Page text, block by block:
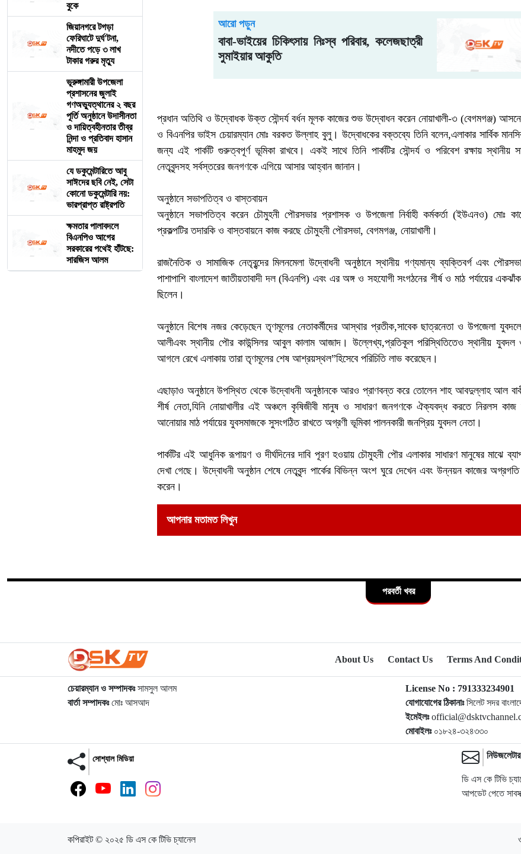
বুকে
জিয়ানগরে টগড়া
ফেরিঘাটে দুর্ঘ'টনা,
নদীতে পড়ে ৩ লাখ
টাকার গরুর মৃত্যু
ভূরুঙ্গামারী উপজেলা
প্রশাসনের জুলাই
গণঅভ্যুত্থানের ২ বছর
পূর্তি অনুষ্ঠানে উদাসীনতা
ও দায়িত্বহীনতার তীব্র
নিন্দা ও প্রতিবাদ হাসান
মাহমুদ জয়
যে ডকুমেন্টারিতে আবু
সাঈদের ছবি নেই, সেটা
কোনো ডকুমেন্টারি নয়:
ভারপ্রাপ্ত রাষ্ট্রপতি
ক্ষমতার পালাবদলে
বিএনপিও আগের
সরকারের পথেই হাঁটছে:
সারজিস আলম
আরো পড়ুন
বাবা-ভাইয়ের চিকিৎসায় নিঃস্ব পরিবার, কলেজছাত্রী
সুমাইয়ার আকুতি
‎প্রধান অতিথি ও উদ্বোধক উক্ত সৌন্দর্য বর্ধন মূলক কাজের শুভ উদ্বোধন করেন নোয়াখালী-৩ (বেগমগঞ্জ)
ও বিএনপির ভাইস চেয়ারম্যান মোঃ বরকত উল্লাহ বুলু। উদ্বোধকের বক্তব্যে তিনি বলেন,এলাকার সার্বিক
জন্য এই পার্কটি গুরুত্বপূর্ণ ভূমিকা রাখবে। একই সাথে তিনি পার্কটির সৌন্দর্য ও পরিবেশ রক্ষায় স্থানীয়
নেতৃবৃন্দসহ সর্বস্তরের জনগণকে এগিয়ে আসার আহ্বান জানান।
‎অনুষ্ঠানে সভাপতিত্ব ও বাস্তবায়ন
‎অনুষ্ঠানে সভাপতিত্ব করেন চৌমুহনী পৌরসভার প্রশাসক ও উপজেলা নির্বাহী কর্মকর্তা (ইউএনও) মোঃ
প্রকল্পটির তদারকি ও বাস্তবায়নে কাজ করছে চৌমুহনী পৌরসভা, বেগমগঞ্জ, নোয়াখালী।
‎রাজনৈতিক ও সামাজিক নেতৃবৃন্দের মিলনমেলা উদ্বোধনী অনুষ্ঠানে স্থানীয় গণ্যমান্য ব্যক্তিবর্গ এবং পৌরসভার
পাশাপাশি বাংলাদেশ জাতীয়তাবাদী দল (বিএনপি) এবং এর অঙ্গ ও সহযোগী সংগঠনের শীর্ষ ও মাঠ পর্যায়ের
ছিলেন।
‎অনুষ্ঠানে বিশেষ নজর কেড়েছেন তৃণমূলের নেতাকর্মীদের আস্থার প্রতীক,সাবেক ছাত্রনেতা ও উপজেলা
আলীএবং স্থানীয় পৌর কাউন্সিলর আবুল কালাম আজাদ। উল্লেখ্য,প্রতিকূল পরিস্থিতিতেও স্থানীয় যুবদল ও
আগলে রেখে এলাকায় তারা তৃণমূলের শেষ আশ্রয়স্থল”হিসেবে পরিচিতি লাভ করেছেন।
‎এছাড়াও অনুষ্ঠানে উপস্থিত থেকে উদ্বোধনী অনুষ্ঠানকে আরও প্রাণবন্ত করে তোলেন শাহ আবদুল্লাহ আল
শীর্ষ নেতা,যিনি নোয়াখালীর এই অঞ্চলে কৃষিজীবী মানুষ ও সাধারণ জনগণকে ঐক্যবদ্ধ করতে নিরলস
আনোয়ার মাঠ পর্যায়ের যুবসমাজকে সুসংগঠিত রাখতে অগ্রণী ভূমিকা পালনকারী জনপ্রিয় যুবদল নেতা।
‎পার্কটির এই আধুনিক রূপায়ণ ও দীর্ঘদিনের দাবি পূরণ হওয়ায় চৌমুহনী পৌর এলাকার সাধারণ মানুষের মাঝে
দেখা গেছে। উদ্বোধনী অনুষ্ঠান শেষে নেতৃবৃন্দ পার্কের বিভিন্ন অংশ ঘুরে দেখেন এবং উন্নয়ন কাজের
করেন।
আপনার মতামত লিখুন
পরবর্তী খবর
About Us Contact Us Terms And
চেয়ারম্যান ও সম্পাদকঃসামসুল আলম
বার্তা সম্পাদকঃমোঃ আসআদ
License No : 791333234901
যোগাযোগের ঠিকানাঃসিলেট সদর
ইমেইলঃ
মোবাইলঃ০১৮২৪-৩২৪৩৩০
সোশ্যাল মিডিয়া নিউজলেটার
ডি এস কে টিভি
আপডেট পেতে
কপিরাইট © ২০২৫ ডি এস কে টিভি চ্যানেল